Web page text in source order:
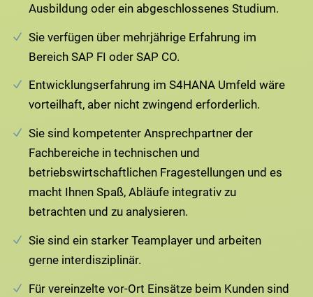
Ausbildung oder ein abgeschlossenes Studium.
Sie verfügen über mehrjährige Erfahrung im
Bereich SAP FI oder SAP CO.
Entwicklungserfahrung im S4HANA Umfeld wäre
vorteilhaft, aber nicht zwingend erforderlich.
Sie sind kompetenter Ansprechpartner der
Fachbereiche in technischen und
betriebswirtschaftlichen Fragestellungen und es
macht Ihnen Spaß, Abläufe integrativ zu
betrachten und zu analysieren.
Sie sind ein starker Teamplayer und arbeiten
gerne interdisziplinär.
Für vereinzelte vor-Ort Einsätze beim Kunden sind